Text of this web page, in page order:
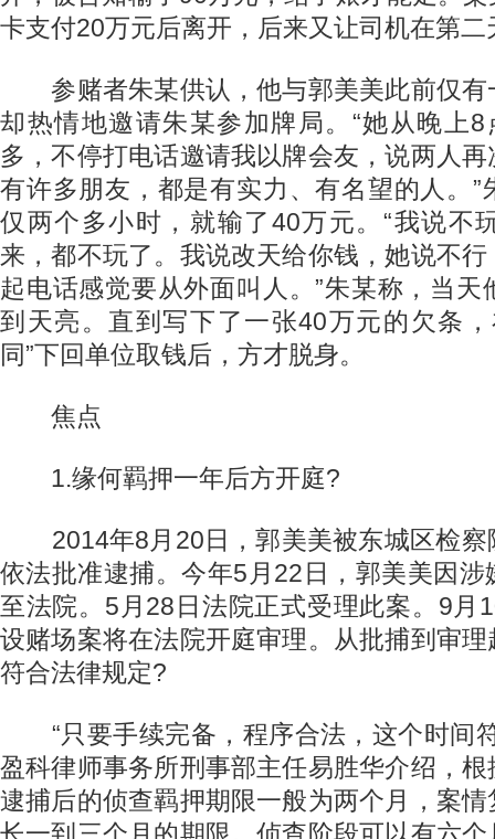
卡支付20万元后离开，后来又让司机在第
参赌者朱某供认，他与郭美美此前仅有
却热情地邀请朱某参加牌局。“她从晚上
多，不停打电话邀请我以牌会友，说两人
有许多朋友，都是有实力、有名望的人。”
仅两个多小时，就输了40万元。“我说不
来，都不玩了。我说改天给你钱，她说不
起电话感觉要从外面叫人。”朱某称，当天
到天亮。直到写下了一张40万元的欠条
同”下回单位取钱后，方才脱身。
焦点
1.缘何羁押一年后方开庭?
2014年8月20日，郭美美被东城区检察
依法批准逮捕。今年5月22日，郭美美因
至法院。5月28日法院正式受理此案。9月
设赌场案将在法院开庭审理。从批捕到审
符合法律规定?
“只要手续完备，程序合法，这个时间
盈科律师事务所刑事部主任易胜华介绍，
逮捕后的侦查羁押期限一般为两个月，案
长一到三个月的期限。侦查阶段可以有六